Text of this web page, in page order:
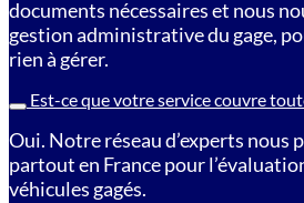
documents nécessaires et nous
gestion administrative du gage,
rien à gérer.
Est-ce que votre service couvre
Oui. Notre réseau d’experts nous
partout en France pour
véhicules gagés.